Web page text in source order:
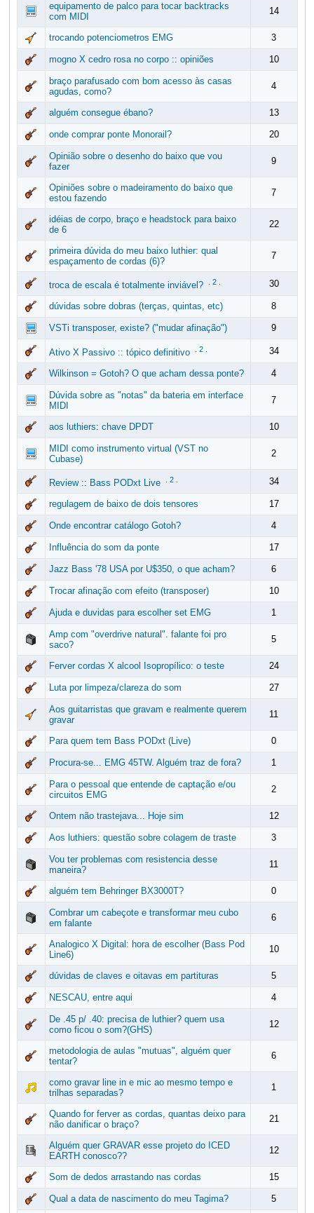
equipamento de palco para tocar backtracks
com MIDI
14
trocando potenciometros EMG 3
mogno X cedro rosa no corpo :: opiniões 10
braço parafusado com bom acesso às casas
agudas, como?
4
alguém consegue ébano? 13
onde comprar ponte Monorail? 20
Opinião sobre o desenho do baixo que vou
fazer
9
Opiniões sobre o madeiramento do baixo que
estou fazendo
7
idéias de corpo, braço e headstock para baixo
de 6
22
primeira dúvida do meu baixo luthier: qual
espaçamento de cordas (6)?
7
troca de escala é totalmente inviável? 2. 30
dúvidas sobre dobras (terças, quintas, etc) 8
VSTi transposer, existe? ("mudar afinação") 9
Ativo X Passivo :: tópico definitivo 2. 34
Wilkinson = Gotoh? O que acham dessa ponte? 4
Dúvida sobre as "notas" da bateria em interface
MIDI
7
aos luthiers: chave DPDT 10
MIDI como instrumento virtual (VST no
Cubase)
2
Review :: Bass PODxt Live 2. 34
regulagem de baixo de dois tensores 17
Onde encontrar catálogo Gotoh? 4
Influência do som da ponte 17
Jazz Bass '78 USA por U$350, o que acham? 6
Trocar afinação com efeito (transposer) 10
Ajuda e duvidas para escolher set EMG 1
Amp com "overdrive natural". falante foi pro
saco?
5
Ferver cordas X alcool Isopropílico: o teste 24
Luta por limpeza/clareza do som 27
Aos guitarristas que gravam e realmente querem
gravar
11
Para quem tem Bass PODxt (Live) 0
Procura-se... EMG 45TW. Alguém traz de fora? 1
Para o pessoal que entende de captação e/ou
circuitos EMG
2
Ontem não trastejava... Hoje sim 12
Aos luthiers: questão sobre colagem de traste 3
Vou ter problemas com resistencia desse
maneira?
11
alguém tem Behringer BX3000T? 0
Combrar um cabeçote e transformar meu cubo
em falante
6
Analogico X Digital: hora de escolher (Bass Pod
Line6)
10
dúvidas de claves e oitavas em partituras 5
NESCAU, entre aqui 4
De .45 p/ .40: precisa de luthier? quem usa
como ficou o som?(GHS)
12
metodologia de aulas "mutuas", alguém quer
tentar?
6
como gravar line in e mic ao mesmo tempo e
trilhas separadas?
1
Quando for ferver as cordas, quantas deixo para
não danificar o braço?
21
Alguém quer GRAVAR esse projeto do ICED
EARTH conosco??
12
Som de dedos arrastando nas cordas 15
Qual a data de nascimento do meu Tagima? 5